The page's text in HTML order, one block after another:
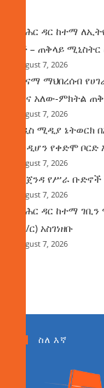
የባሕር ዳር ከተማ
ነች – ጠቅላይ
August 7, 2026
ጤናማ ማህበረሰብ
ሚና አለው-ምክትል
August 7, 2026
አዲስ ሚዲያ
እንዲሆን የቀድሞ
August 7, 2026
የአጀንዳ የሥራ
August 7, 2026
የባሕር ዳር ከተማ
(ዶ/ር) አስገነዘቡ
August 7, 2026
ስለ እኛ